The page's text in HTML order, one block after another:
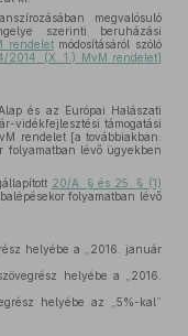
megvalósuló
szerinti beruházási
rendeletmódosításáról szóló
2014. (X. 1.) MvM rendelet]
és az Európai Halászati
vidékfejlesztési támogatási
rendelet [a továbbiakban:
folyamatban lévő ügyekben
20/A. § és 25. § (1)
folyamatban lévő
helyébe a „2016. január
helyébe a „2016.
helyébe az „5%-kal”